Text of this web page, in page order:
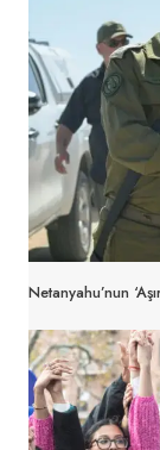
Netanyahu’nun